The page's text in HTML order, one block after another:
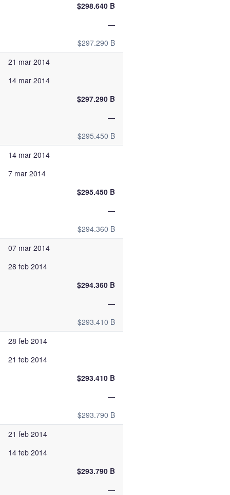
$298.640 B
—
$297.290 B
21 mar 2014
14 mar 2014
$297.290 B
—
$295.450 B
14 mar 2014
7 mar 2014
$295.450 B
—
$294.360 B
07 mar 2014
28 feb 2014
$294.360 B
—
$293.410 B
28 feb 2014
21 feb 2014
$293.410 B
—
$293.790 B
21 feb 2014
14 feb 2014
$293.790 B
—